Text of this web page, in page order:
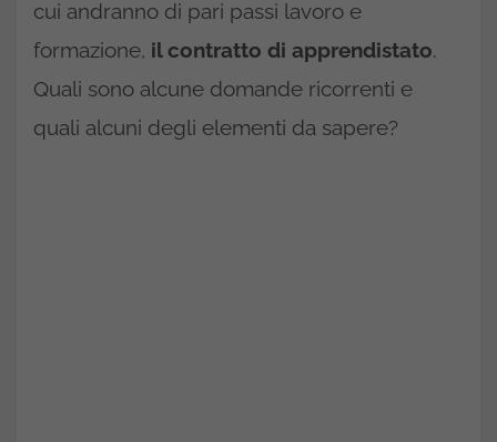
cui andranno di pari passi lavoro e
formazione, il contratto di apprendistato.
Quali sono alcune domande ricorrenti e
quali alcuni degli elementi da sapere?